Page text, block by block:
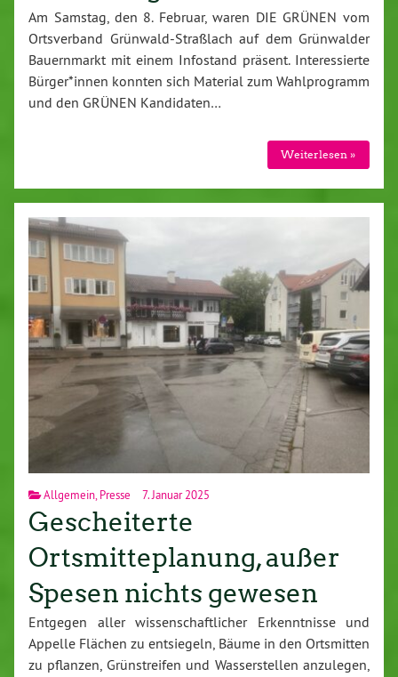
Am Samstag, den 8. Februar, waren DIE GRÜNEN vom
Ortsverband Grünwald-Straßlach auf dem Grünwalder
Bauernmarkt mit einem Infostand präsent. Interessierte
Bürger*innen konnten sich Material zum Wahlprogramm
und den GRÜNEN Kandidaten…
Weiterlesen »
Allgemein Presse 7. Januar 2025
Gescheiterte
Ortsmitteplanung, außer
Spesen nichts gewesen
Entgegen aller wissenschaftlicher Erkenntnisse und
Appelle Flächen zu entsiegeln, Bäume in den Ortsmitten
zu pflanzen, Grünstreifen und Wasserstellen anzulegen,